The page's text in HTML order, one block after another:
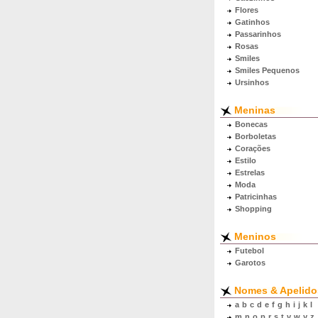
Flores
Gatinhos
Passarinhos
Rosas
Smiles
Smiles Pequenos
Ursinhos
Meninas
Bonecas
Borboletas
Corações
Estilo
Estrelas
Moda
Patricinhas
Shopping
Meninos
Futebol
Garotos
Nomes &
a b c d e f g h i j k l